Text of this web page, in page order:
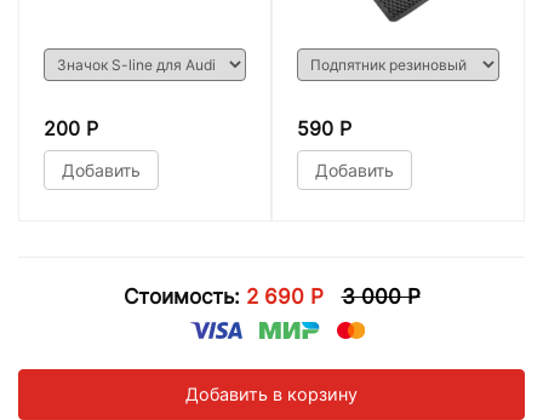
200 Р
Добавить
590 Р
Добавить
Стоимость: 2 690 Р 3 000 Р
Добавить в корзину